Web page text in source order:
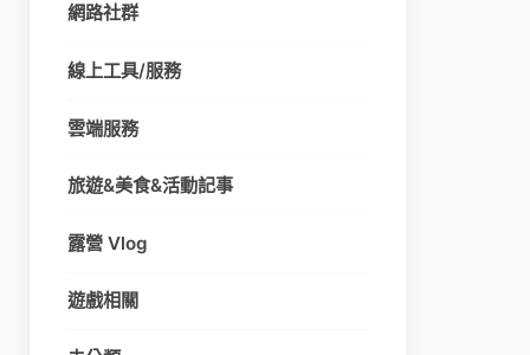
網路社群
線上工具/服務
雲端服務
旅遊&美食&活動記事
露營 Vlog
遊戲相關